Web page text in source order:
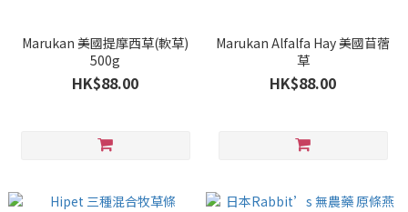
Marukan 美國提摩西草(軟草)
500g
HK$88.00
Marukan Alfalfa Hay 美國苜蓿
草
HK$88.00